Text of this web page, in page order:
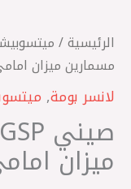
الرئيسية/
مسمارين ميزان
لانسر بومة,
ميزان
طقم
مسمارين
ميزان
امامي
لانسر
بومة